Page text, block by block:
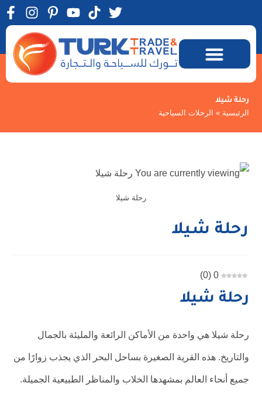
رحلة شيلا
الرئيسية » الرحلات السياحية
رحلة شيلا
رحلة شيلا
0
(
0
)
رحلة شيلا
رحلة شيلا هي واحدة من الأماكن الرائعة والمليئة بالجمال
والتاريخ. هذه القرية الصغيرة بساحل البحر الذي يجذب زوارًا من
جميع أنحاء العالم بمشهدها الخلاب والمناظر الطبيعية الجميلة.